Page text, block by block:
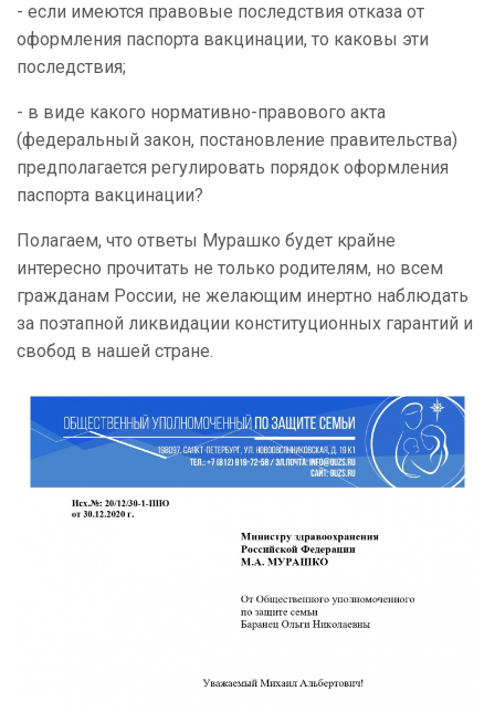
- если имеются правовые последствия отказа от
оформления паспорта вакцинации, то каковы эти
последствия;
- в виде какого нормативно-правового акта
(федеральный закон, постановление правительства)
предполагается регулировать порядок оформления
паспорта вакцинации?
Полагаем, что ответы Мурашко будет крайне
интересно прочитать не только родителям, но всем
гражданам России, не желающим инертно наблюдать
за поэтапной ликвидации конституционных гарантий и
свобод в нашей стране.